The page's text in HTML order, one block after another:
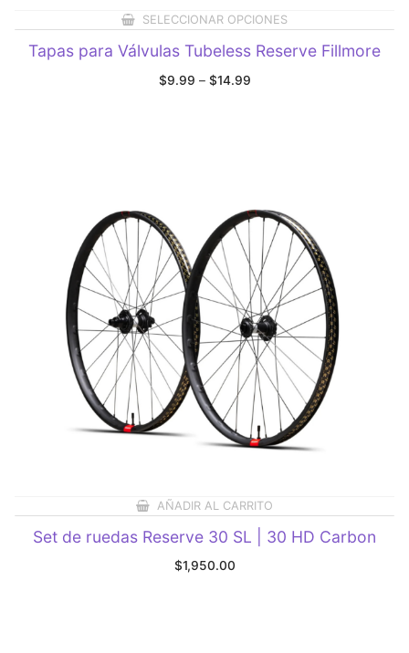
SELECCIONAR OPCIONES
Tapas para Válvulas Tubeless Reserve Fillmore
$9.99 – $14.99Price
AÑADIR AL CARRITO
Set de ruedas Reserve 30 SL | 30 HD Carbon
$1,950.00